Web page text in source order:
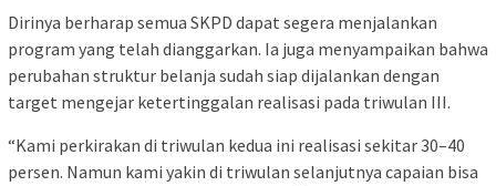
Dirinya berharap semua SKPD dapat segera menjalankan
program yang telah dianggarkan. Ia juga menyampaikan bahwa
perubahan struktur belanja sudah siap dijalankan dengan
target mengejar ketertinggalan realisasi pada triwulan III.
“Kami perkirakan di triwulan kedua ini realisasi sekitar 30–40
persen. Namun kami yakin di triwulan selanjutnya capaian bisa